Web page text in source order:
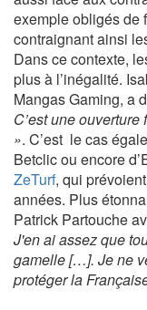
exemple obligés de
contraignant ainsi
Dans ce contexte,
plus à l’inégalité.
Mangas Gaming, a
C’est une
». C’est le cas
Betclic ou encore
ZeTurf, qui
années. Plus
Patrick Partouche
J'en ai assez que
gamelle […]. Je ne
protéger la